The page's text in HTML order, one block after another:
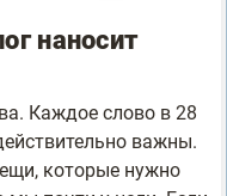
наносит
Каждое слово в 28
важны.
которые нужно